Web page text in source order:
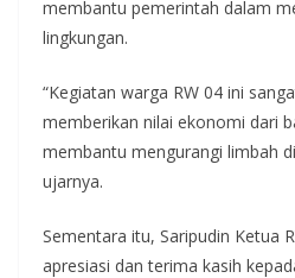
membantu pemerintah dalam
lingkungan.
“Kegiatan warga RW 04 ini
memberikan nilai ekonomi dari
membantu mengurangi limbah
ujarnya.
Sementara itu, Saripudin Ketua
apresiasi dan terima kasih